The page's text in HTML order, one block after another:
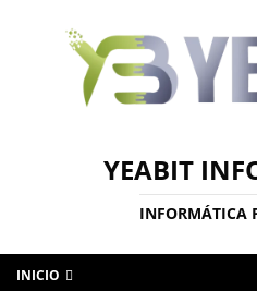
YEABIT
INFORMÁTICA
INICIO